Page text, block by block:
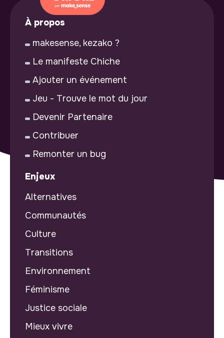
À propos
makesense, kezako ?
Le manifeste Chiche
Ajouter un événement
Jeu - Trouve le mot du jour
Devenir Partenaire
Contribuer
Remonter un bug
Enjeux
Alternatives
Communautés
Culture
Transitions
Environnement
Féminisme
Justice sociale
Mieux vivre